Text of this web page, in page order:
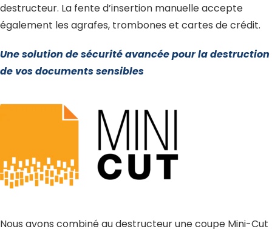
destructeur. La fente d’insertion manuelle accepte
également les agrafes, trombones et cartes de crédit.
Une solution de sécurité avancée pour la destruction
de vos documents sensibles
Nous avons combiné au destructeur une coupe Mini-Cut